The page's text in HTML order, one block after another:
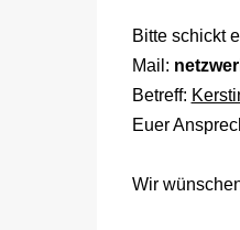
Bitte schickt
Mail:
Betreff:
Euer
Wir